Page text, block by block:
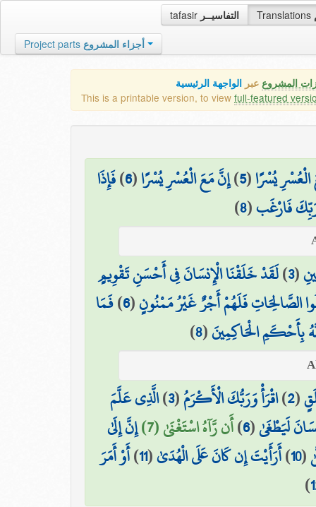
tafasir التفاسيــر Translations
Project parts أجزاء المشروع
المشروع عبر الواجهة الرئيسية
This is a printable version, to view full-featured
يُسْرًا(
5
)إِنَّ مَعَ الْعُسْرِ يُسْرًا(
6
)فَإِذَا
فَارْغَب(
8
)
(
3
)لَقَدْ خَلَقْنَا الْإِنسَانَ فِي أَحْسَنِ تَقْوِيمٍ
الصَّالِحَاتِ فَلَهُمْ أَجْرٌ غَيْرُ مَمْنُونٍ(
6
)فَمَا
بِأَحْكَمِ الْحَاكِمِينَ(
8
)
(
2
)اقْرَأْ وَرَبُّكَ الْأَكْرَمُ(
3
)الَّذِي عَلَّمَ
لَيَطْغَىٰ(
6
)أَن رَّآهُ اسْتَغْنَىٰ (7) إِنَّ إِلَىٰ
(
10
)أَرَأَيْتَ إِن كَانَ عَلَى الْهُدَىٰ(
11
)أَوْ أَمَرَ
)